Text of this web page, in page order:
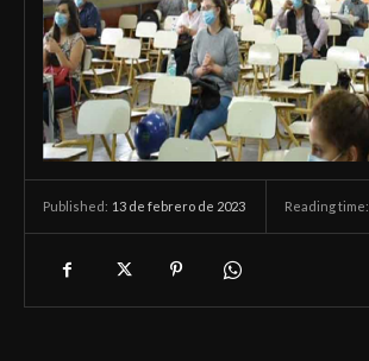
Published: 13 de febrero de 2023 Reading time: